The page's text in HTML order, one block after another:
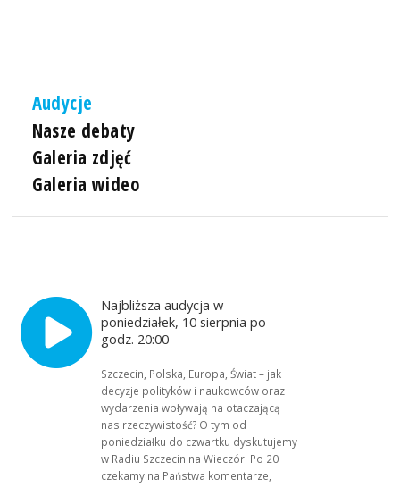
Audycje
Nasze debaty
Galeria zdjęć
Galeria wideo
Najbliższa audycja w
poniedziałek, 10 sierpnia po
godz. 20:00
Szczecin, Polska, Europa, Świat – jak
decyzje polityków i naukowców oraz
wydarzenia wpływają na otaczającą
nas rzeczywistość? O tym od
poniedziałku do czwartku dyskutujemy
w Radiu Szczecin na Wieczór. Po 20
czekamy na Państwa komentarze,